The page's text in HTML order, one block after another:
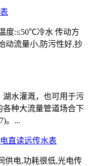
度:≤50℃冷水 传动方
动流量小,防污性好,抄
水灌溉，也可用于污
种大流量管道场合下
。...
直读远传水表
供电,功耗很低,光电传